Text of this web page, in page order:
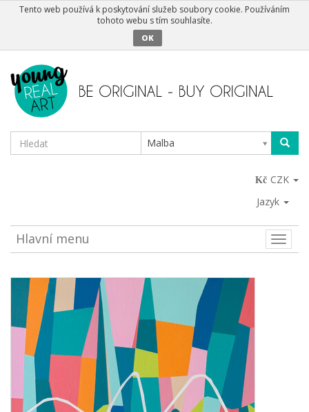
Tento web používá k poskytování služeb soubory cookie. Používáním
tohoto webu s tím souhlasíte.
OK
Malba
CZK
Jazyk
Toggle
Hlavní menu